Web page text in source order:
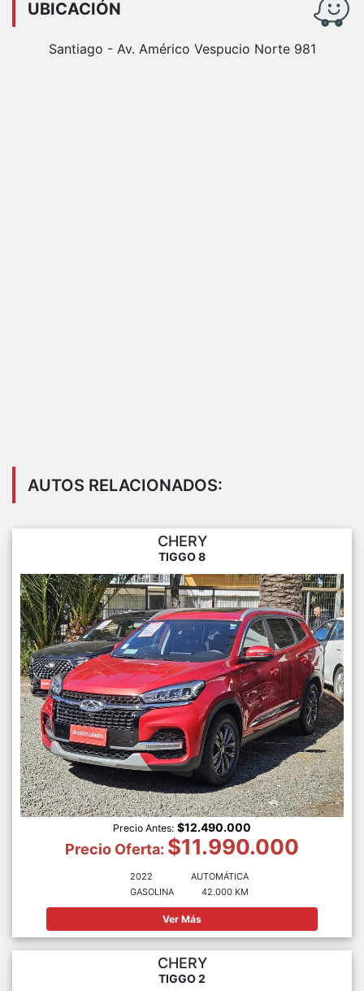
UBICACIÓN
Santiago - Av. Américo Vespucio Norte 981
AUTOS RELACIONADOS:
CHERY
TIGGO 8
Precio Antes: $12.490.000
Precio Oferta: $11.990.000
2022
GASOLINA
AUTOMÁTICA
42.000 KM
Ver Más
CHERY
TIGGO 2